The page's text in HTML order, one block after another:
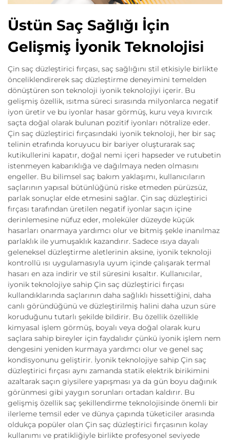
Üstün Saç Sağlığı İçin
Gelişmiş İyonik Teknolojisi
Çin saç düzleştirici fırçası, saç sağlığını stil etkisiyle birlikte
önceliklendirerek saç düzleştirme deneyimini temelden
dönüştüren son teknoloji iyonik teknolojiyi içerir. Bu
gelişmiş özellik, ısıtma süreci sırasında milyonlarca negatif
iyon üretir ve bu iyonlar hasar görmüş, kuru veya kıvırcık
saçta doğal olarak bulunan pozitif iyonları nötralize eder.
Çin saç düzleştirici fırçasındaki iyonik teknoloji, her bir saç
telinin etrafında koruyucu bir bariyer oluşturarak saç
kutikullerini kapatır, doğal nemi içeri hapseder ve rutubetin
istenmeyen kabarıklığa ve dağılmaya neden olmasını
engeller. Bu bilimsel saç bakım yaklaşımı, kullanıcıların
saçlarının yapısal bütünlüğünü riske etmeden pürüzsüz,
parlak sonuçlar elde etmesini sağlar. Çin saç düzleştirici
fırçası tarafından üretilen negatif iyonlar saçın içine
derinlemesine nüfuz eder, moleküler düzeyde küçük
hasarları onarmaya yardımcı olur ve bitmiş şekle inanılmaz
parlaklık ile yumuşaklık kazandırır. Sadece ısıya dayalı
geleneksel düzleştirme aletlerinin aksine, iyonik teknoloji
kontrollü ısı uygulamasıyla uyum içinde çalışarak termal
hasarı en aza indirir ve stil süresini kısaltır. Kullanıcılar,
iyonik teknolojiye sahip Çin saç düzleştirici fırçası
kullandıklarında saçlarının daha sağlıklı hissettiğini, daha
canlı göründüğünü ve düzleştirilmiş halini daha uzun süre
koruduğunu tutarlı şekilde bildirir. Bu özellik özellikle
kimyasal işlem görmüş, boyalı veya doğal olarak kuru
saçlara sahip bireyler için faydalıdır çünkü iyonik işlem nem
dengesini yeniden kurmaya yardımcı olur ve genel saç
kondisyonunu geliştirir. İyonik teknolojiye sahip Çin saç
düzleştirici fırçası aynı zamanda statik elektrik birikimini
azaltarak saçın giysilere yapışması ya da gün boyu dağınık
görünmesi gibi yaygın sorunları ortadan kaldırır. Bu
gelişmiş özellik saç şekillendirme teknolojisinde önemli bir
ilerleme temsil eder ve dünya çapında tüketiciler arasında
oldukça popüler olan Çin saç düzleştirici fırçasının kolay
kullanımı ve pratikliğiyle birlikte profesyonel seviyede